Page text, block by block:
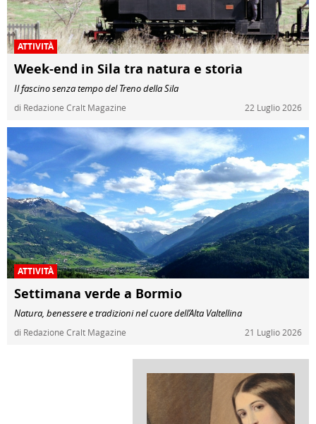
ATTIVITÀ
Week-end in Sila tra natura e storia
Il fascino senza tempo del Treno della Sila
di Redazione Cralt Magazine 22 Luglio 2026
ATTIVITÀ
Settimana verde a Bormio
Natura, benessere e tradizioni nel cuore dell’Alta Valtellina
di Redazione Cralt Magazine 21 Luglio 2026